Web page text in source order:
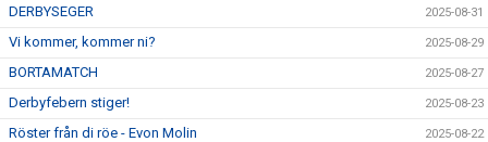
DERBYSEGER 2025-08-31
Vi kommer, kommer ni? 2025-08-29
BORTAMATCH 2025-08-27
Derbyfebern stiger! 2025-08-23
Röster från di röe - Evon Molin 2025-08-22